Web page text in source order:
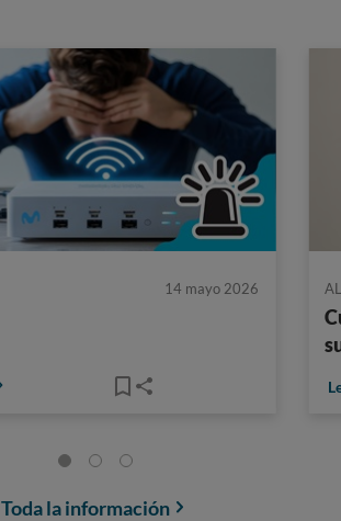
14 mayo 2026
Toda la información